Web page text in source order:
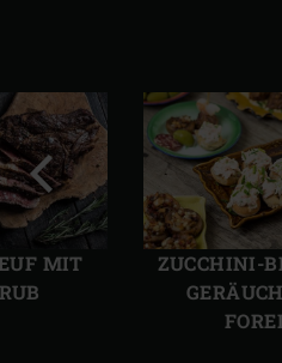
MIT
ZUCCHINI-
Vorherige
Folie